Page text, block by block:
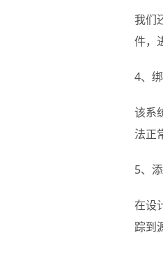
我们
件，
4、
该系
法正
5、
在设
踪到